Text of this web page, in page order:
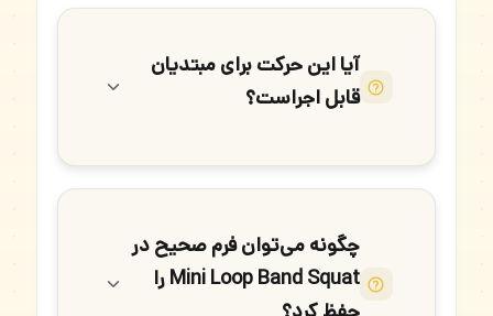
آیا این حرکت برای مبتدیان
قابل اجراست؟
چگونه می‌توان فرم صحیح در
Mini Loop Band Squat را